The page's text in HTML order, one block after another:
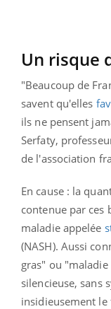
Un risque
"Beaucoup de
savent qu'elles
ils ne pensent
Serfaty,
de l'association
En cause : la
contenue par ces
maladie appelée
(NASH). Aussi
gras" ou
silencieuse, sans
insidieusement le